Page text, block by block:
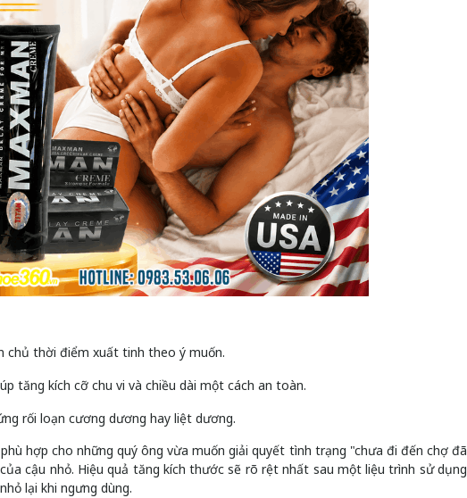
chủ thời điểm xuất tinh theo ý muốn.
tăng kích cỡ chu vi và chiều dài một cách an toàn.
rối loạn cương dương hay liệt dương.
hợp cho những quý ông vừa muốn giải quyết tình trạng "chưa đi đến chợ đã
cậu nhỏ. Hiệu quả tăng kích thước sẽ rõ rệt nhất sau một liệu trình sử dụng
lại khi ngưng dùng.